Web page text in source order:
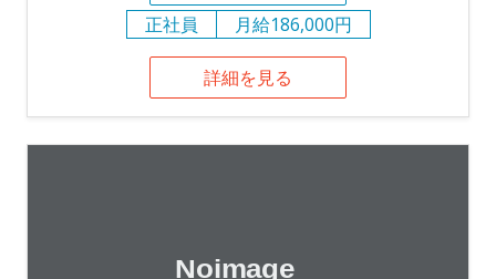
正社員
月給186,000円
詳細を見る